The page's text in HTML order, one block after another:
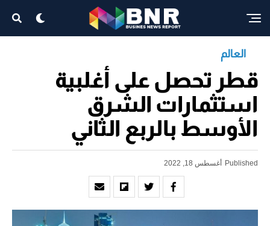
العالم
قطر تحصل على أغلبية
استثمارات الشرق
الأوسط بالربع الثاني
Published أغسطس 18, 2022